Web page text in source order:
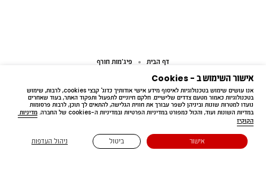
אישור השימוש ב - Cookies
אנו עושים שימוש בטכנולוגיות לאיסוף מידע אישי אודותיך כדוג' קבצי cookies, לרבות, שימוש
בטכנולוגיות כאמור מטעם צדדים שלישיים. חלקם חיוניים לתפעול ותפקוד האתר, בעוד שאחרים
נועדו למטרות שונות וביניהן לשפר עבורך את חווית הגלישה, להתאים לך תוכן, לרבות פרסומות
במדיות השונות ועוד, והכול כמפורט במדיניות הפרטיות ובמדיניות ה-cookies של החברה.
מדיניות
הקוקיז
ניהול העדפות אישור ביטול
דף הבית פיג'מות חורף
בקנייה מעל ₪199.90